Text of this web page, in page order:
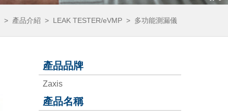
> 產品介紹 > LEAK TESTER/eVMP > 多功能測漏儀
產品品牌
Zaxis
產品名稱